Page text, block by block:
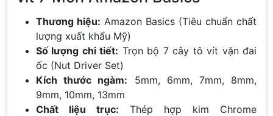
Thương hiệu: Amazon Basics (Tiêu chuẩn chất
lượng xuất khẩu Mỹ)
Số lượng chi tiết: Trọn bộ 7 cây tô vít vặn đai
ốc (Nut Driver Set)
Kích thước ngàm: 5mm, 6mm, 7mm, 8mm,
9mm, 10mm, 13mm
Chất liệu trục: Thép hợp kim Chrome